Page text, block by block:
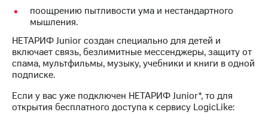
чистый
номер
Выбрать
красивый
номер
Заменить
SIM-
Тарифы
Интернет,
ТВ и телефон
для дома
Услуги
поощрению пытливости ума и нестандартного
мышления.
НЕТАРИФ Junior создан специально для детей и
включает связь, безлимитные мессенджеры, защиту от
спама, мультфильмы, музыку, учебники и книги в одной
подписке.
Если у вас уже подключен НЕТАРИФ Junior*, то для
открытия бесплатного доступа к сервису LogicLike: